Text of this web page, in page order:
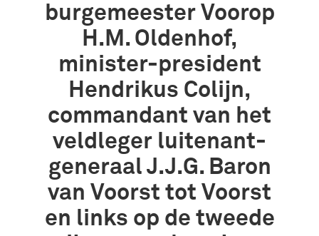
burgemeester Voorop
H.M. Oldenhof,
minister-president
Hendrikus Colijn,
commandant van het
veldleger luitenant-
generaal J.J.G. Baron
van Voorst tot Voorst
en links op de tweede